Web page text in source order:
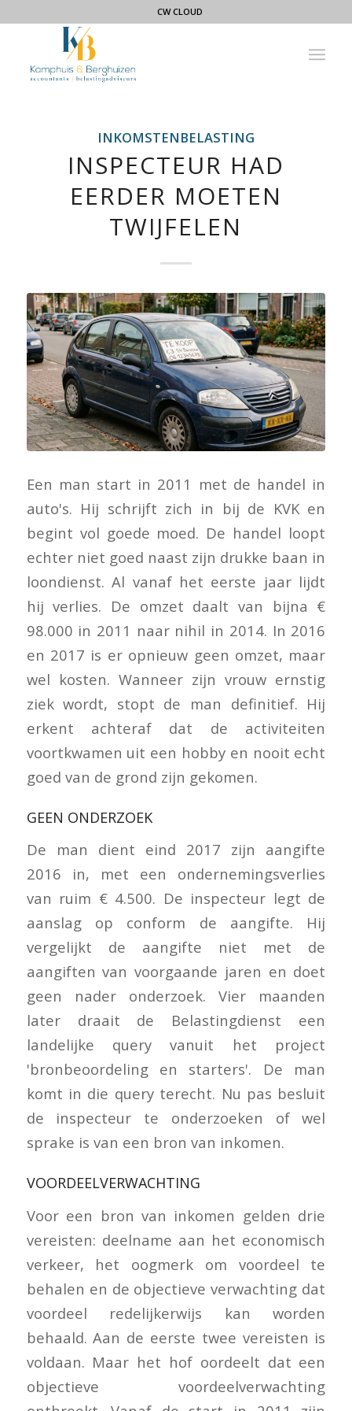
CW CLOUD
INKOMSTENBELASTING
INSPECTEUR HAD
EERDER MOETEN
TWIJFELEN
Een man start in 2011 met de handel in
auto's. Hij schrijft zich in bij de KVK en
begint vol goede moed. De handel loopt
echter niet goed naast zijn drukke baan in
loondienst. Al vanaf het eerste jaar lijdt
hij verlies. De omzet daalt van bijna €
98.000 in 2011 naar nihil in 2014. In 2016
en 2017 is er opnieuw geen omzet, maar
wel kosten. Wanneer zijn vrouw ernstig
ziek wordt, stopt de man definitief. Hij
erkent achteraf dat de activiteiten
voortkwamen uit een hobby en nooit echt
goed van de grond zijn gekomen.
GEEN ONDERZOEK
De man dient eind 2017 zijn aangifte
2016 in, met een ondernemingsverlies
van ruim € 4.500. De inspecteur legt de
aanslag op conform de aangifte. Hij
vergelijkt de aangifte niet met de
aangiften van voorgaande jaren en doet
geen nader onderzoek. Vier maanden
later draait de Belastingdienst een
landelijke query vanuit het project
'bronbeoordeling en starters'. De man
komt in die query terecht. Nu pas besluit
de inspecteur te onderzoeken of wel
sprake is van een bron van inkomen.
VOORDEELVERWACHTING
Voor een bron van inkomen gelden drie
vereisten: deelname aan het economisch
verkeer, het oogmerk om voordeel te
behalen en de objectieve verwachting dat
voordeel redelijkerwijs kan worden
behaald. Aan de eerste twee vereisten is
voldaan. Maar het hof oordeelt dat een
objectieve voordeelverwachting